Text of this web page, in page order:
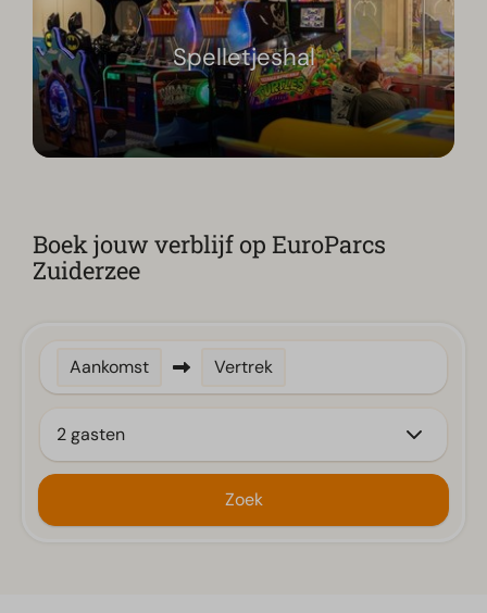
Spelletjeshal
Boek jouw verblijf op EuroParcs
Zuiderzee
Aankomst Vertrek
2 gasten
Zoek